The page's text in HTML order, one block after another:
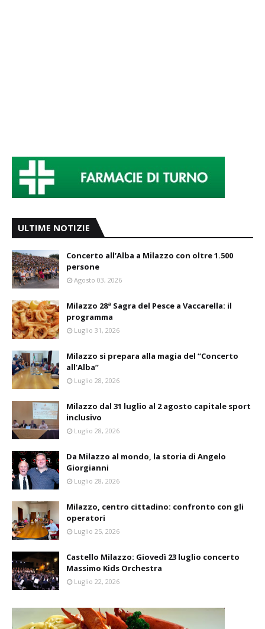
ULTIME NOTIZIE
Concerto all’Alba a Milazzo con oltre 1.500
persone
Agosto 03, 2026
Milazzo 28ª Sagra del Pesce a Vaccarella: il
programma
Luglio 31, 2026
Milazzo si prepara alla magia del “Concerto
all’Alba”
Luglio 28, 2026
Milazzo dal 31 luglio al 2 agosto capitale sport
inclusivo
Luglio 28, 2026
Da Milazzo al mondo, la storia di Angelo
Giorgianni
Luglio 28, 2026
Milazzo, centro cittadino: confronto con gli
operatori
Luglio 25, 2026
Castello Milazzo: Giovedì 23 luglio concerto
Massimo Kids Orchestra
Luglio 22, 2026